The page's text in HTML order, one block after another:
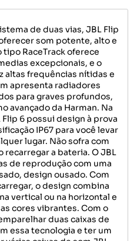
de duas vias, JBL Flip
som potente, alto e
RaceTrack oferece
excepcionais, e o
altas frequências nítidas e
apresenta radiadores
para graves profundos,
avançado da Harman. Na
6 possui design à prova
IP67 para você levar
lugar. Não sofra com
a bateria. O JBL
de reprodução com uma
design ousado. Com
o design combina
vertical ou na horizontal e
cores vibrantes. Com o
duas caixas de
essa tecnologia e ter um